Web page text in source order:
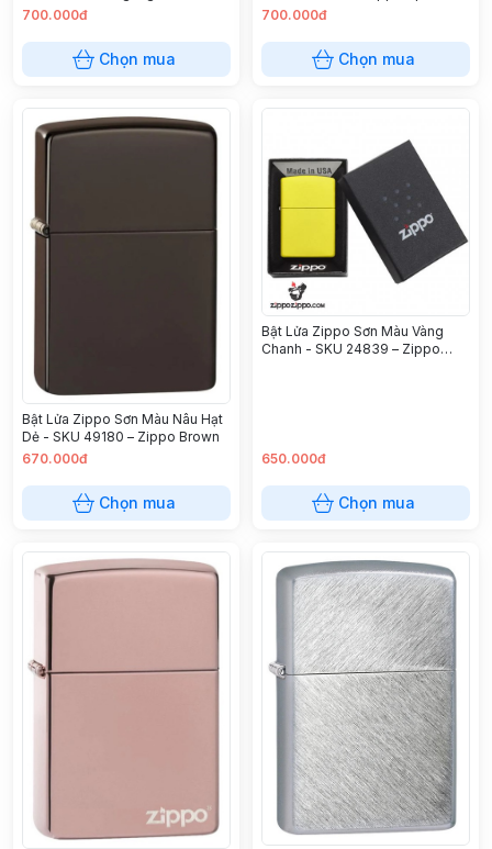
Zippo Armor Brushed Chrome
700.000đ
Chọn mua
700.000đ
Chọn mua
Bật Lửa Zippo Sơn Màu Nâu Hạt
Dẻ - SKU 49180 – Zippo Brown
670.000đ
Chọn mua
Bật Lửa Zippo Sơn Màu Vàng
Chanh - SKU 24839 – Zippo
650.000đ
Chọn mua